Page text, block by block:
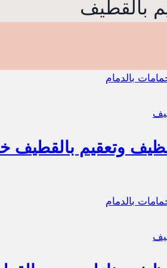
بالقطيف
وتعقيم بالقطيف